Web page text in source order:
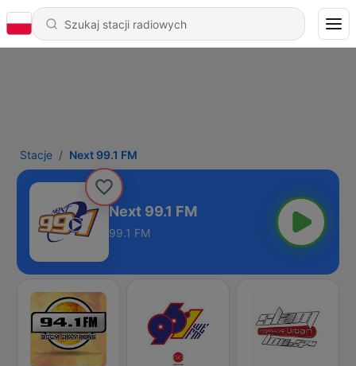
Stacje Next 99.1 FM
Next 99.1 FM
99.1 FM